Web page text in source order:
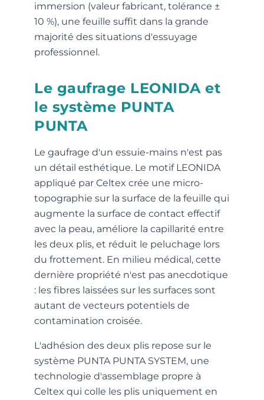
immersion (valeur fabricant, tolérance ±
10 %), une feuille suffit dans la grande
majorité des situations d'essuyage
professionnel.
Le gaufrage LEONIDA et
le système PUNTA
PUNTA
Le gaufrage d'un essuie-mains n'est pas
un détail esthétique. Le motif LEONIDA
appliqué par Celtex crée une micro-
topographie sur la surface de la feuille qui
augmente la surface de contact effectif
avec la peau, améliore la capillarité entre
les deux plis, et réduit le peluchage lors
du frottement. En milieu médical, cette
dernière propriété n'est pas anecdotique
: les fibres laissées sur les surfaces sont
autant de vecteurs potentiels de
contamination croisée.
L'adhésion des deux plis repose sur le
système PUNTA PUNTA SYSTEM, une
technologie d'assemblage propre à
Celtex qui colle les plis uniquement en